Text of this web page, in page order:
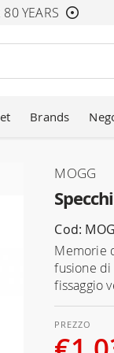
YEARS
Brands
MOGG
Cod:
Memorie
fusione
fissaggio